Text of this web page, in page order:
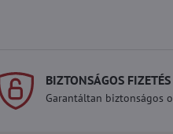
BIZTONSÁGOS FIZETÉS
Garantáltan biztonságos